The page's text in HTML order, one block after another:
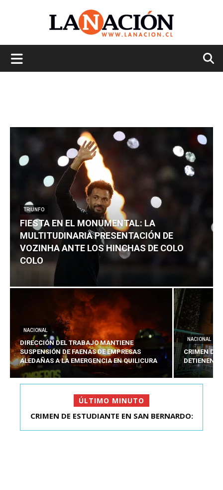
TRIUNFO
FIESTA EN EL MONUMENTAL: LA
MULTITUDINARIA PRESENTACIÓN DE
VOZINHA ANTE LOS HINCHAS DE COLO
COLO
NACIONAL
DIRECCIÓN DEL TRABAJO MANTIENE
SUSPENSIÓN DE FAENAS DE EMPRESAS
ALEDAÑAS A LA EMERGENCIA EN QUILICURA
NACIONAL
CRIMEN DE
DETIENEN
ÚLTIMO MINUTO
FIESTA EN EL MONUMENTAL: LA
CRIMEN DE ESTUDIANTE EN SAN BERNARDO: